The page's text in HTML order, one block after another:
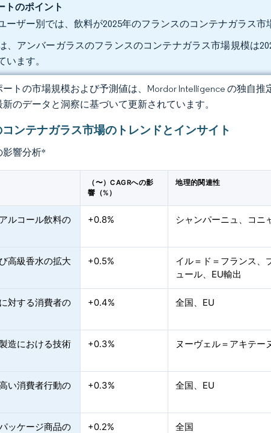
トのポイント
ーザー別では、飲料が2025年のフランスのコンテナガラス市
、アンバーガラスのフランスのコンテナガラス市場規模は
います。
トの市場規模および予測値は、Mordor Intelligence の独自
のデータと洞察に基づいて更新されています。
ンテナガラス市場のトレンドとインサイト
影響分析*
（〜）CAGRへの影
響（%）
地理的関連性
ルコール飲料の
+0.8% シャンパーニュ、コニ
高級香水の拡大 +0.5%
イル＝ド＝フランス、
ュール、EU輸出
対する消費者の
+0.4% 全国、EU
造における技術
+0.3% ヌーヴェル＝アキテー
い消費者行動の
+0.3% 全国、EU
ッケージ商品の
+0.2% 全国